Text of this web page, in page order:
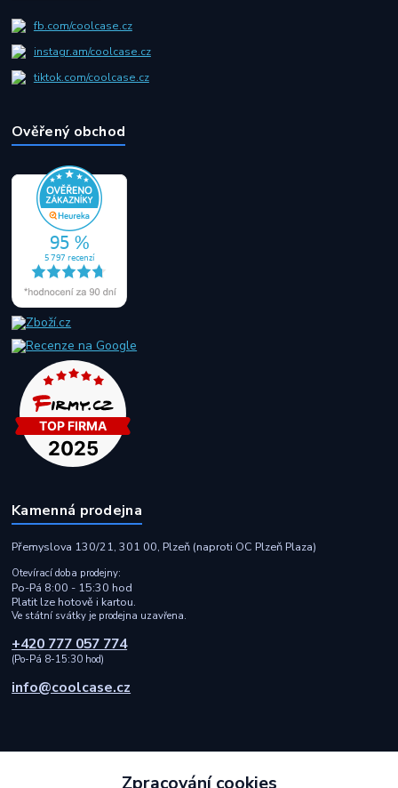
fb.com/coolcase.cz
instagr.am/coolcase.cz
tiktok.com/coolcase.cz
Ověřený obchod
Kamenná prodejna
Přemyslova 130/21, 301 00, Plzeň (naproti OC Plzeň Plaza)
Otevírací doba prodejny:
Po-Pá 8:00 - 15:30 hod
Platit lze hotově i kartou.
Ve státní svátky je prodejna uzavřena.
+420 777 057 774
(Po-Pá 8-15:30 hod)
info@coolcase.cz
Zpracování cookies